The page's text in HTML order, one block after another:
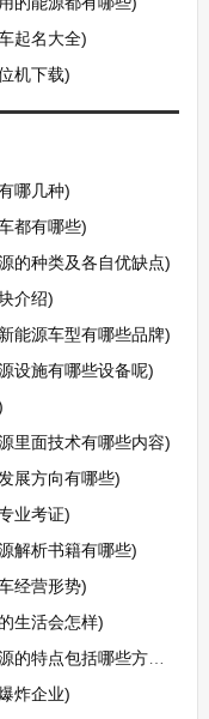
起名大全)
机下载)
哪几种)
都有哪些)
的种类及各自优缺点)
介绍)
能源车型有哪些品牌)
设施有哪些设备呢)
里面技术有哪些内容)
展方向有哪些)
业考证)
解析书籍有哪些)
经营形势)
生活会怎样)
点包括哪些方面呢)
炸企业)